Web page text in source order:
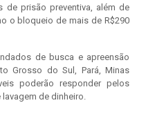
de prisão preventiva, além de
o bloqueio de mais de R$290
de busca e apreensão
Grosso do Sul, Pará, Minas
poderão responder pelos
de dinheiro.